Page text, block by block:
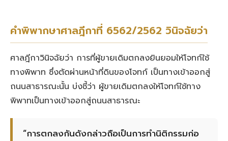
คำพิพากษาศาลฎีกาที่ 6562/2562 วินิจฉัยว่า
ศาลฎีกาวินิจฉัยว่า การที่ผู้ขายเดิมตกลงยินยอมให้โจทก์ใช้
ทางพิพาท ซึ่งตัดผ่านหน้าที่ดินของโจทก์ เป็นทางเข้าออกสู่
ถนนสาธารณะนั้น บ่งชี้ว่า ผู้ขายเดิมตกลงให้โจทก์ใช้ทาง
พิพาทเป็นทางเข้าออกสู่ถนนสาธารณะ
“การตกลงกันดังกล่าวถือเป็นการทำนิติกรรมก่อ